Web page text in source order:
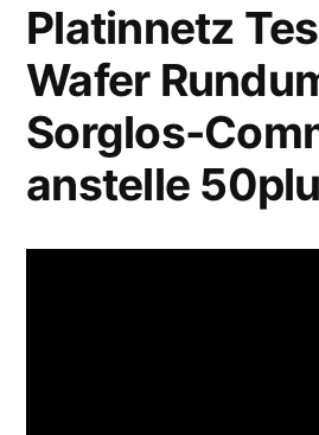
Platinnetz
Wafer
Sorglos-
anstelle